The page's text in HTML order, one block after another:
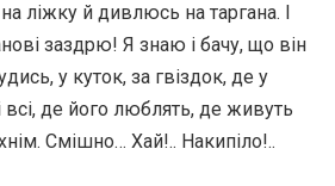
ліжку й дивлюсь на таргана. І
заздрю! Я знаю і бачу, що він
у куток, за гвіздок, де у
де його люблять, де живуть
Смішно… Хай!.. Накипіло!..